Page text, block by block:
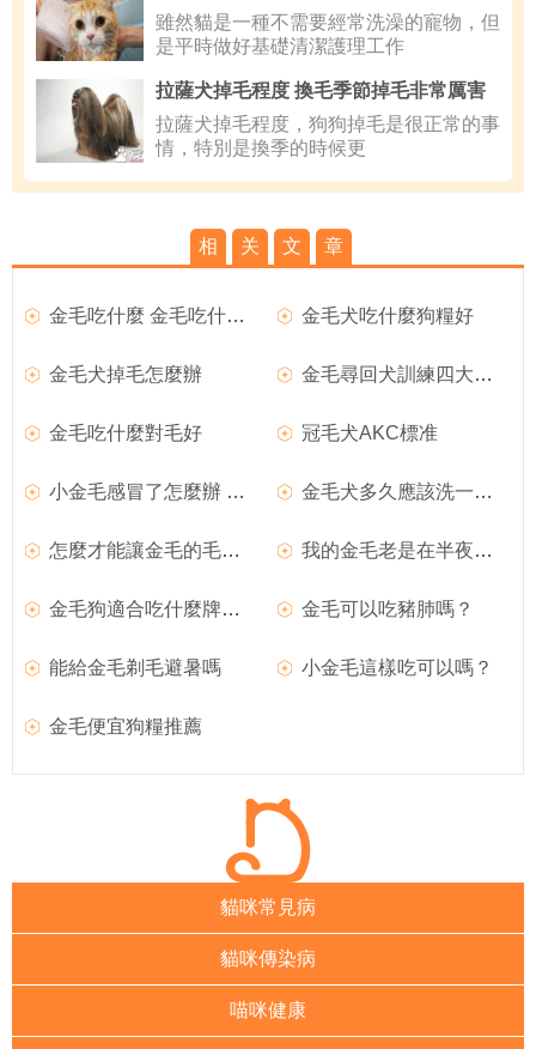
雖然貓是一種不需要經常洗澡的寵物，但
是平時做好基礎清潔護理工作
拉薩犬掉毛程度 換毛季節掉毛非常厲害
拉薩犬掉毛程度，狗狗掉毛是很正常的事
情，特別是換季的時候更
相 关 文 章
金毛吃什麼 金毛吃什麼對毛好 金毛犬吃什麼狗糧好
金毛犬掉毛怎麼辦 金毛尋回犬訓練四大攻略
金毛吃什麼對毛好 冠毛犬AKC標准
小金毛感冒了怎麼辦 小金毛感冒的治療辦法 金毛犬多久應該洗一次澡
怎麼才能讓金毛的毛有光澤呢 我的金毛老是在半夜叫喚
金毛狗適合吃什麼牌子狗糧 金毛可以吃豬肺嗎？
能給金毛剃毛避暑嗎 小金毛這樣吃可以嗎？
金毛便宜狗糧推薦
貓咪常見病
貓咪傳染病
喵咪健康